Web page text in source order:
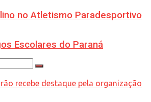
no Atletismo Paradesportivo
Escolares do Paraná